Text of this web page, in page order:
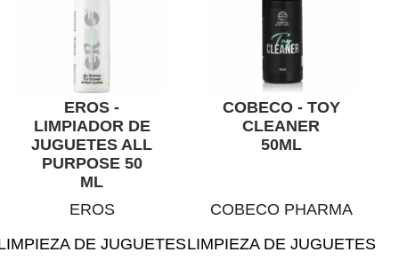
EROS -
LIMPIADOR DE
JUGUETES ALL
PURPOSE 50
ML
EROS
DE JUGUETES
COBECO - TOY
CLEANER
50ML
COBECO PHARMA
LIMPIEZA DE JUGUETES